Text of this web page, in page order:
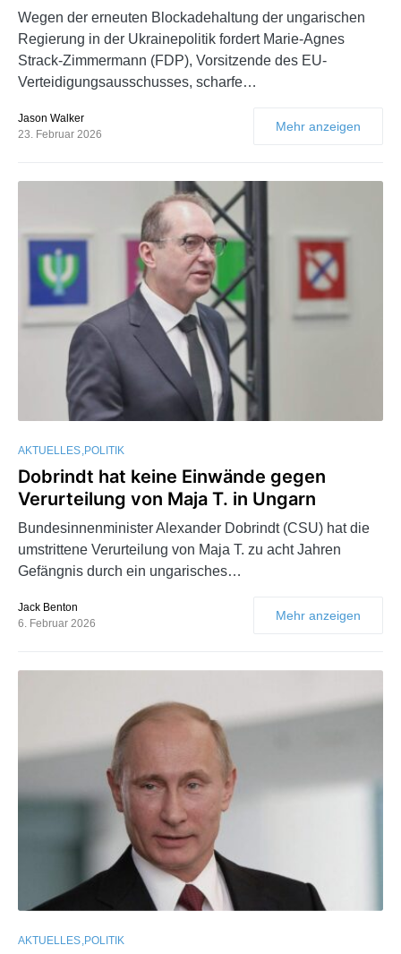
Wegen der erneuten Blockadehaltung der ungarischen
Regierung in der Ukrainepolitik fordert Marie-Agnes
Strack-Zimmermann (FDP), Vorsitzende des EU-
Verteidigungsausschusses, scharfe…
Jason Walker
23. Februar 2026
Mehr anzeigen
AKTUELLES POLITIK
Dobrindt hat keine Einwände gegen
Verurteilung von Maja T. in Ungarn
Bundesinnenminister Alexander Dobrindt (CSU) hat die
umstrittene Verurteilung von Maja T. zu acht Jahren
Gefängnis durch ein ungarisches…
Jack Benton
6. Februar 2026
Mehr anzeigen
AKTUELLES POLITIK